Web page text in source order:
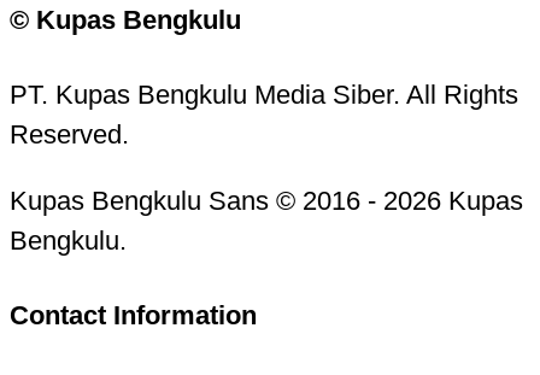
© Kupas Bengkulu
PT. Kupas Bengkulu Media Siber. All Rights
Reserved.
Kupas Bengkulu Sans © 2016 - 2026 Kupas
Bengkulu.
Contact Information